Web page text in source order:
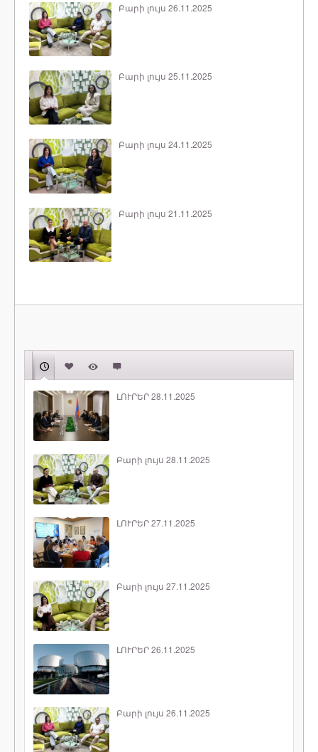
Բարի լույս 26.11.2025
Բարի լույս 25.11.2025
Բարի լույս 24.11.2025
Բարի լույս 21.11.2025
ԼՈՒՐԵՐ 28.11.2025
Բարի լույս 28.11.2025
ԼՈՒՐԵՐ 27.11.2025
Բարի լույս 27.11.2025
ԼՈՒՐԵՐ 26.11.2025
Բարի լույս 26.11.2025